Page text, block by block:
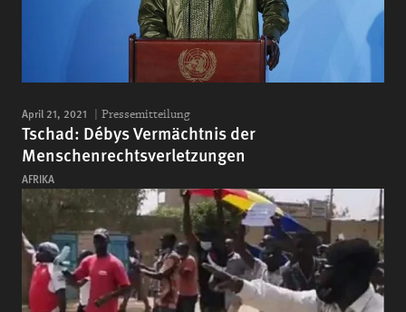
April 21, 2021 Pressemitteilung
Tschad: Débys Vermächtnis der
Menschenrechtsverletzungen
AFRIKA